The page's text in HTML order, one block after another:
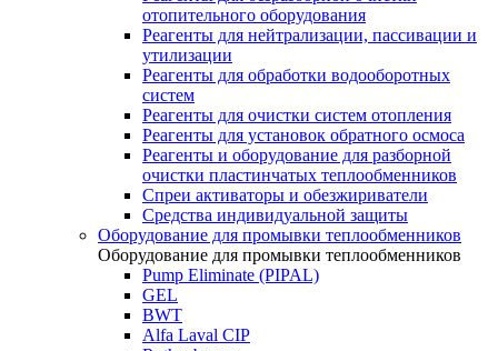
отопительного оборудования
Реагенты для нейтрализации, пассивации и
утилизации
Реагенты для обработки водооборотных
систем
Реагенты для очистки систем отопления
Реагенты для установок обратного осмоса
Реагенты и оборудование для разборной
очистки пластинчатых теплообменников
Спреи активаторы и обезжириватели
Средства индивидуальной защиты
Оборудование для промывки теплообменников
Оборудование для промывки теплообменников
Pump Eliminate (PIPAL)
GEL
BWT
Alfa Laval CIP